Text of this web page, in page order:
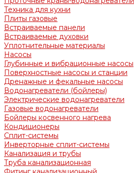
Техника для кухни
Плиты газовые
Встраиваемые панели
Встраиваемые духовки
Уплотнительные материалы
Насосы
Глубинные и вибрационные насосы
Поверхностные насосы и станции
Дренажные и фекальные насосы
Водонагреватели (бойлеры)
Электрические водонагреватели
Газовые водонагреватели
Бойлеры косвенного нагрева
Кондиционеры
Сплит-системы
Инверторные сплит-системы
Канализация и трубы
Труба канализационная